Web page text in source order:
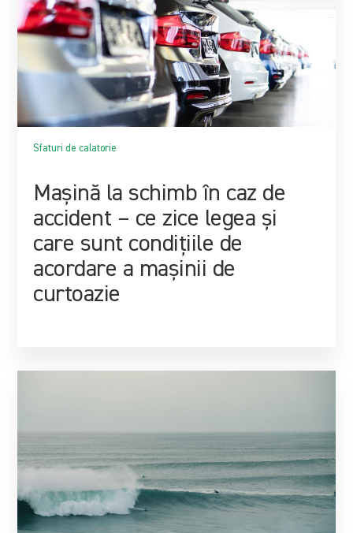
Sfaturi de calatorie
Mașină la schimb în caz de
accident – ce zice legea și
care sunt condițiile de
acordare a mașinii de
curtoazie